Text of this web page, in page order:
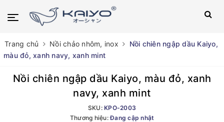
Trang chủ Nồi chảo nhôm, inox
Nồi chiên ngập dầu Kaiyo,
màu đỏ, xanh navy, xanh mint
Nồi chiên ngập dầu Kaiyo, màu đỏ, xanh
navy, xanh mint
SKU:KPO-2003
Thương hiệu:Đang cập nhật